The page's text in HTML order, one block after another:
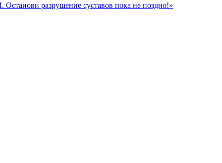
разрушение суставов пока не поздно!»